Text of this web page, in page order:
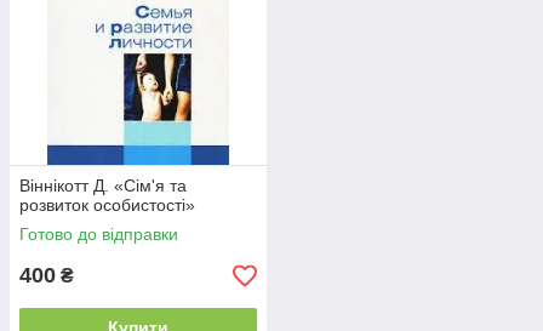
Віннікотт Д. «Сім'я та
розвиток особистості»
Готово до відправки
400 ₴